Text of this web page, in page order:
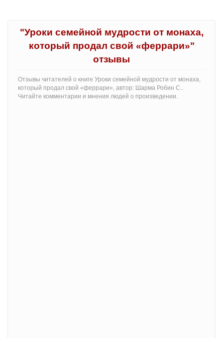
"Уроки семейной мудрости от монаха,
который продал свой «феррари»"
отзывы
Отзывы читателей о книге Уроки семейной мудрости от монаха,
который продал свой «феррари», автор: Шарма Робин С..
Читайте комментарии и мнения людей о произведении.